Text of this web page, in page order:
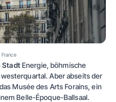
France
StadtEnergie, böhmische
Aber abseits der
Musée des Arts Forains, ein
Belle-Époque-Ballsaal.